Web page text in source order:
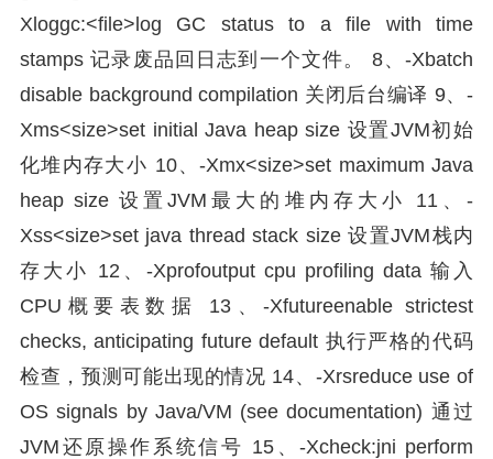
Xloggc:<file>log GC status to a file with time
stamps 记录废品回日志到一个文件。 8、-Xbatch
disable background compilation 关闭后台编译 9、-
Xms<size>set initial Java heap size 设置JVM初始
化堆内存大小 10、-Xmx<size>set maximum Java
heap size 设置JVM最大的堆内存大小 11、-
Xss<size>set java thread stack size 设置JVM栈内
存大小 12、-Xprofoutput cpu profiling data 输入
CPU概要表数据 13、-Xfutureenable strictest
checks, anticipating future default 执行严格的代码
检查，预测可能出现的情况 14、-Xrsreduce use of
OS signals by Java/VM (see documentation) 通过
JVM还原操作系统信号 15、-Xcheck:jni perform